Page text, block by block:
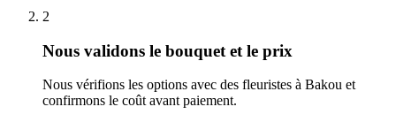
2
Nous validons le bouquet et le prix
Nous vérifions les options avec des fleuristes à Bakou et
confirmons le coût avant paiement.